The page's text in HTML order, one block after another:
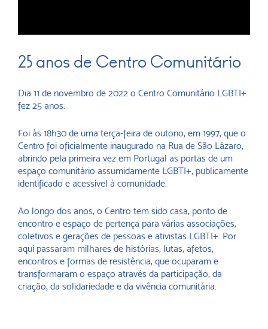
25 anos de Centro Comunitário
Dia 11 de novembro de 2022 o Centro Comunitário LGBTI+
fez 25 anos.
Foi às 18h30 de uma terça-feira de outono, em 1997, que o
Centro foi oficialmente inaugurado na Rua de São Lázaro,
abrindo pela primeira vez em Portugal as portas de um
espaço comunitário assumidamente LGBTI+, publicamente
identificado e acessível à comunidade.
Ao longo dos anos, o Centro tem sido casa, ponto de
encontro e espaço de pertença para várias associações,
coletivos e gerações de pessoas e ativistas LGBTI+. Por
aqui passaram milhares de histórias, lutas, afetos,
encontros e formas de resistência, que ocuparam e
transformaram o espaço através da participação, da
criação, da solidariedade e da vivência comunitária.